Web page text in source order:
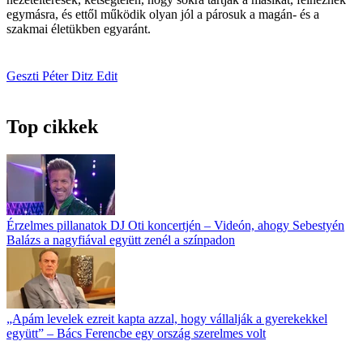
egymásra, és ettől működik olyan jól a párosuk a magán- és a
szakmai életükben egyaránt.
Geszti PéterDitz Edit
Top cikkek
Érzelmes pillanatok DJ Oti koncertjén – Videón, ahogy Sebestyén
Balázs a nagyfiával együtt zenél a színpadon
„Apám levelek ezreit kapta azzal, hogy vállalják a gyerekekkel
együtt” – Bács Ferencbe egy ország szerelmes volt